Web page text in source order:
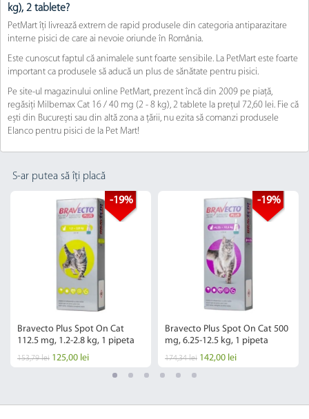
kg), 2 tablete?
PetMart îți livrează extrem de rapid produsele din categoria antiparazitare
interne pisici de care ai nevoie oriunde în România.
Este cunoscut faptul că animalele sunt foarte sensibile. La PetMart este foarte
important ca produsele să aducă un plus de sănătate pentru pisici.
Pe site-ul magazinului online PetMart, prezent încă din 2009 pe piață,
regăsiți Milbemax Cat 16 / 40 mg (2 - 8 kg), 2 tablete la prețul 72,60 lei. Fie că
ești din București sau din altă zona a țării, nu ezita să comanzi produsele
Elanco pentru pisici de la Pet Mart!
S-ar putea să îți placă
-19%
Bravecto Plus Spot On Cat
112.5 mg, 1.2-2.8 kg, 1 pipeta
153,79 lei 125,00 lei
-19%
Bravecto Plus Spot On Cat 500
mg, 6.25-12.5 kg, 1 pipeta
174,34 lei 142,00 lei